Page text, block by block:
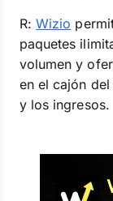
R:Wizio
paquetes
volumen y
en el cajón
y los ingresos.